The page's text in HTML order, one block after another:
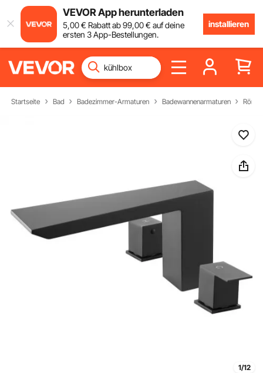
VEVOR App herunterladen
5,00€ Rabatt ab99,00€ auf deine
ersten 3 App-Bestellungen.
installieren
Startseite Bad Badezimmer-Armaturen Badewannenarmaturen
1/12